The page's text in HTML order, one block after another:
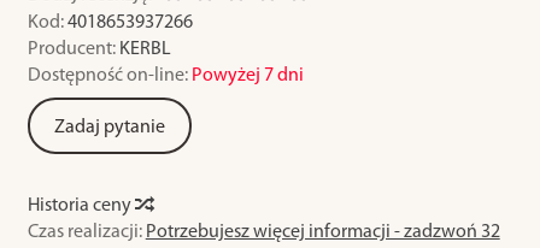
Kod: 4018653937266
Producent: KERBL
Dostępność on-line: Powyżej 7 dni
Zadaj pytanie
Historia ceny
Czas realizacji: Potrzebujesz więcej informacji - zadzwoń 32